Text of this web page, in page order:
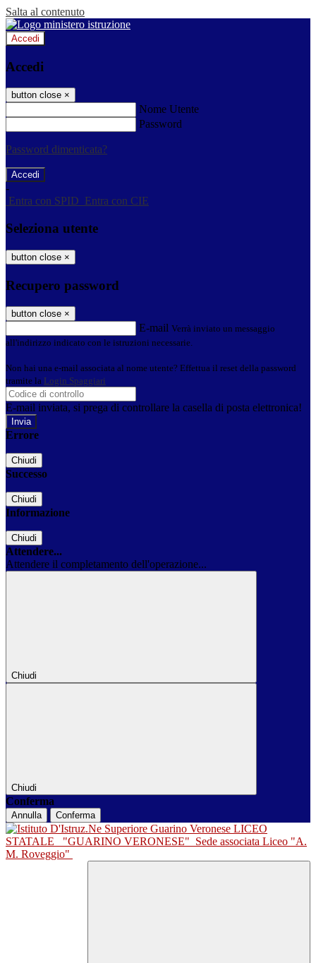
Salta al contenuto
Accedi
Accedi
button close ×
Nome Utente
Password
Password dimenticata?
-
Entra con SPID Entra con CIE
Seleziona utente
button close ×
Recupero password
button close ×
E-mail Verrà inviato un messaggio
all'indirizzo indicato con le istruzioni necessarie.
Non hai una e-mail associata al nome utente? Effettua il reset della password
tramite la Login Spaggiari
E-mail inviata, si prega di controllare la casella di posta elettronica!
Errore
Chiudi
Successo
Chiudi
Informazione
Chiudi
Attendere...
Attendere il completamento dell'operazione...
Chiudi
Chiudi
Conferma
Annulla Conferma
LICEO
STATALE
"GUARINO VERONESE" Sede associata Liceo "A.
M. Roveggio"